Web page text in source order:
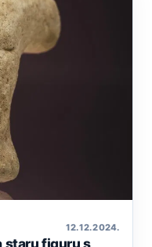
12. 12. 2024.